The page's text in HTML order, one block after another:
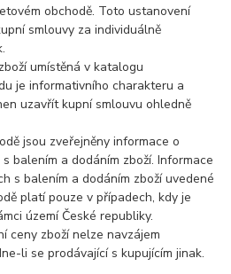
obchodě. Toto ustanovení
smlouvy za individuálně
umístěná v katalogu
je informativního charakteru a
uzavřít kupní smlouvu ohledně
jsou zveřejněny informace o
balením a dodáním zboží. Informace
s balením a dodáním zboží uvedené
platí pouze v případech, kdy je
území České republiky.
ceny zboží nelze navzájem
li se prodávající s kupujícím jinak.